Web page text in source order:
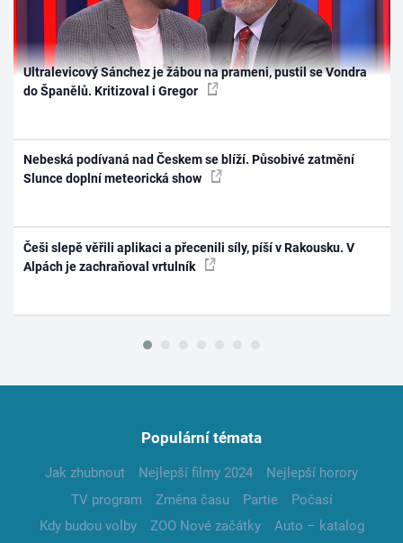
Ultralevicový Sánchez je žábou na prameni, pustil se Vondra
do Španělů. Kritizoval i Gregor
Nebeská podívaná nad Českem se blíží. Působivé zatmění
Slunce doplní meteorická show
Češi slepě věřili aplikaci a přecenili síly, píší v Rakousku. V
Alpách je zachraňoval vrtulník
Populární témata
Jak zhubnout Nejlepší filmy 2024
Nejlepší horory
TV program
Změna času Partie
Počasí
Kdy budou volby
ZOO Nové začátky
Auto – katalog